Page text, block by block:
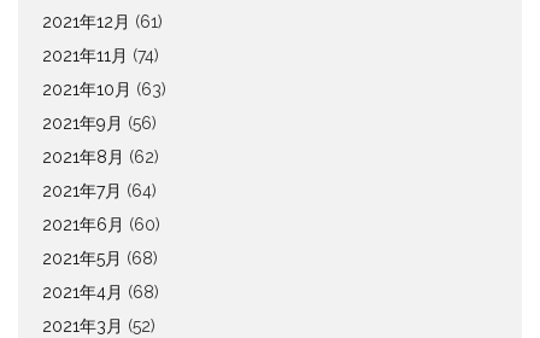
2021年12月 (61)
2021年11月 (74)
2021年10月 (63)
2021年9月 (56)
2021年8月 (62)
2021年7月 (64)
2021年6月 (60)
2021年5月 (68)
2021年4月 (68)
2021年3月 (52)